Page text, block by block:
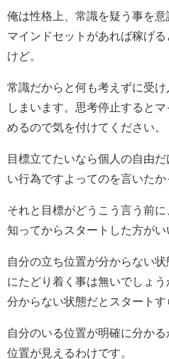
俺は性格上、常識を疑う事を
マインドセットがあれば稼げ
けど。
常識だからと何も考えずに受
しまいます。思考停止すると
めるので気を付けてください。
目標立てたいなら個人の自由
い行為ですよってのを言いたか
それと目標がどうこう言う前
知ってからスタートした方がい
自分の立ち位置が分からない
にたどり着く事は無いでしょ
分からない状態だとスタートす
自分のいる位置が明確に分か
位置が見えるわけです。